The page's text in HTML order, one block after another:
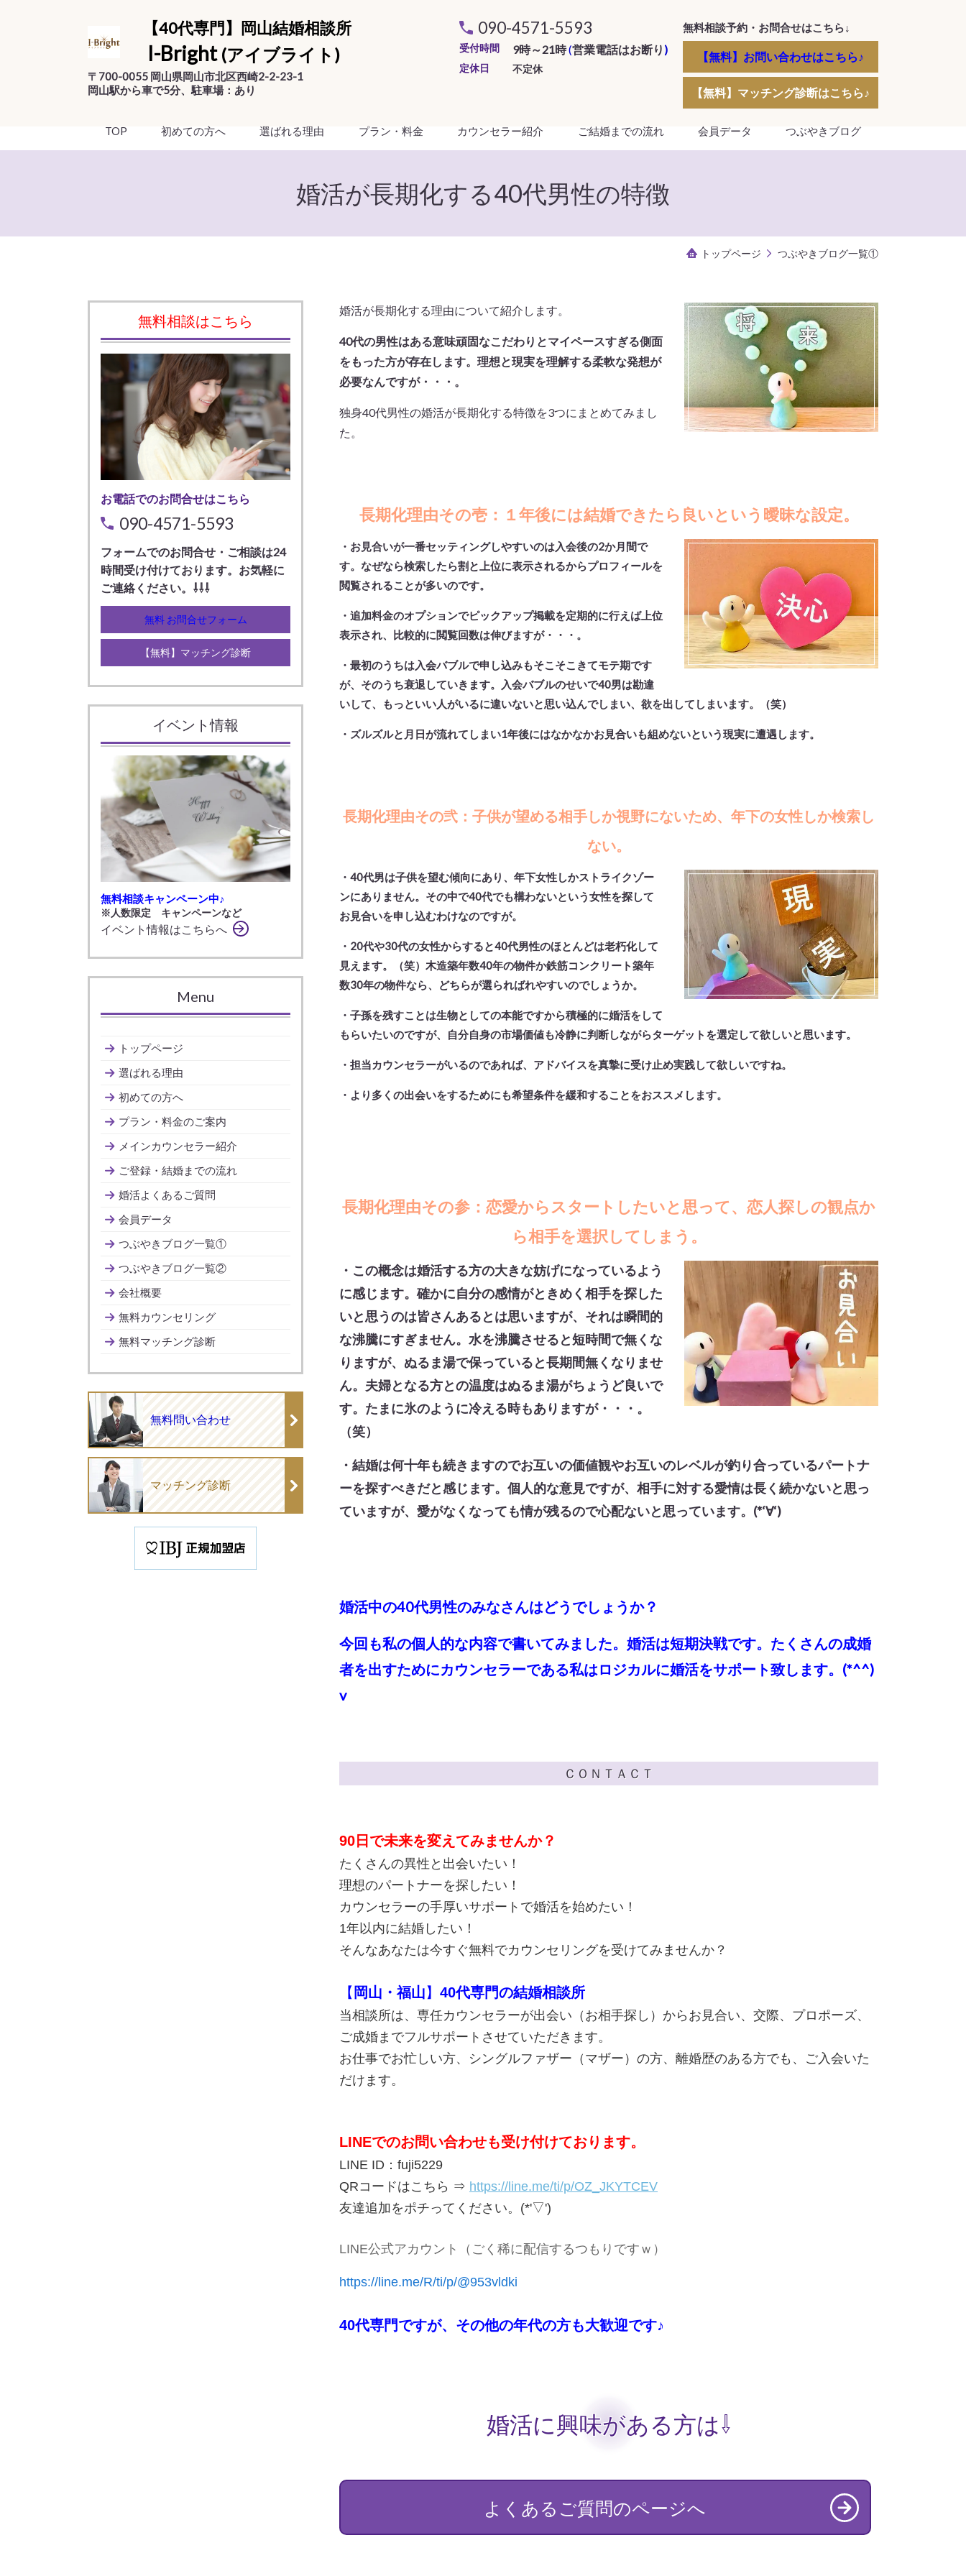
【40代専門】岡山結婚相談所
I-Bright (アイブライト)
〒700-0055 岡山県岡山市北区西崎2-2-23-1
岡山駅から車で5分、駐車場：あり
090-4571-5593
受付時間 9時～21時(営業電話はお断り )
定休日 不定休
無料相談予約・お問合せはこちら↓
【無料】お問い合わせはこちら♪
【無料】マッチング診断はこちら♪
TOP 初めての方へ 選ばれる理由 プラン・料金 カウンセラー紹介 ご結婚までの流れ 会員データ つぶやきブログ
婚活が長期化する40代男性の特徴
トップページ つぶやきブログ一覧①
婚活が長期化する理由について紹介します。
40代の男性はある意味頑固なこだわりとマイペースすぎる側面
をもった方が存在します。理想と現実を理解する柔軟な発想が
必要なんですが・・・。
独身40代男性の婚活が長期化する特徴を3つにまとめてみまし
た。
長期化理由その壱： １年後には結婚できたら良いという曖昧な設定。
・お見合いが一番セッティングしやすいのは入会後の2か月間で
す。なぜなら検索したら割と上位に表示されるからプロフィールを
閲覧されることが多いのです。
・追加料金のオプションでピックアップ掲載を定期的に行えば上位
表示され、比較的に閲覧回数は伸びますが・・・。
・最初のうちは入会バブルで申し込みもそこそこきてモテ期です
が、そのうち衰退していきます。入会バブルのせいで40男は勘違
いして、もっといい人がいるに違いないと思い込んでしまい、欲を出してしまいます。（笑）
・ズルズルと月日が流れてしまい1年後にはなかなかお見合いも組めないという現実に遭遇します。
長期化理由その弐： 子供が望める相手しか視野にないため、年下の女性しか検索し
ない。
・40代男は子供を望む傾向にあり、年下女性しかストライクゾー
ンにありません。その中で40代でも構わないという女性を探して
お見合いを申し込むわけなのですが。
・20代や30代の女性からすると40代男性のほとんどは老朽化して
見えます。（笑）木造築年数40年の物件か鉄筋コンクリート築年
数30年の物件なら、どちらが選らればれやすいのでしょうか。
・子孫を残すことは生物としての本能ですから積極的に婚活をして
もらいたいのですが、自分自身の市場価値も冷静に判断しながらターゲットを選定して欲しいと思います。
・担当カウンセラーがいるのであれば、アドバイスを真摯に受け止め実践して欲しいですね。
・より多くの出会いをするためにも希望条件を緩和することをおススメします。
長期化理由その参： 恋愛からスタートしたいと思って、恋人探しの観点か
ら相手を選択してしまう。
・この概念は婚活する方の大きな妨げになっているよう
に感じます。確かに自分の感情がときめく相手を探した
いと思うのは皆さんあるとは思いますが、それは瞬間的
な沸騰にすぎません。水を沸騰させると短時間で無くな
りますが、ぬるま湯で保っていると長期間無くなりませ
ん。夫婦となる方との温度はぬるま湯がちょうど良いで
す。たまに氷のように冷える時もありますが・・・。
（笑）
・結婚は何十年も続きますのでお互いの価値観やお互いのレベルが釣り合っているパートナ
ーを探すべきだと感じます。個人的な意見ですが、相手に対する愛情は長く続かないと思っ
ていますが、愛がなくなっても情が残るので心配ないと思っています。(*‘∀‘)
婚活中の40代男性のみなさんはどうでしょうか？
今回も私の個人的な内容で書いてみました。婚活は短期決戦です。たくさんの成婚
者を出すためにカウンセラーである私はロジカルに婚活をサポート致します。(*^^)
v
ＣＯＮＴＡＣＴ
90日で未来を変えてみませんか？
たくさんの異性と出会いたい！
理想のパートナーを探したい！
カウンセラーの手厚いサポートで婚活を始めたい！
1年以内に結婚したい！
そんなあなたは今すぐ無料でカウンセリングを受けてみませんか？
【 岡山・福山】 40代専門の結婚相談所
当相談所は、専任カウンセラーが出会い（お相手探し）からお見合い、交際、プロポーズ、
ご成婚までフルサポートさせていただきます。
お仕事でお忙しい方、シングルファザー（マザー）の方、離婚歴のある方でも、ご入会いた
だけます。
LINEでのお問い合わせも受け付けております。
LINE ID：fuji5229
QRコードはこちら ⇒ https://line.me/ti/p/OZ_JKYTCEV
友達追加をポチってください。(*'▽')
LINE公式アカウント（ごく稀に配信するつもりですｗ）
https://line.me/R/ti/p/@953vldki
40代専門ですが、その他の年代の方も大歓迎です♪
婚活に興味がある方は⇩
よくあるご質問のページへ
無料相談はこちら
お電話でのお問合せはこちら
090-4571-5593
フォームでのお問合せ・ご相談は24
時間受け付けております。お気軽に
ご連絡ください。⇩⇩⇩
無料 お問合せフォーム
【無料】マッチング診断
イベント情報
無料相談キャンペーン中♪
※人数限定 キャンペーンなど
イベント情報はこちらへ
Menu
トップページ
選ばれる理由
初めての方へ
プラン・料金のご案内
メインカウンセラー紹介
ご登録・結婚までの流れ
婚活よくあるご質問
会員データ
つぶやきブログ一覧①
つぶやきブログ一覧②
会社概要
無料カウンセリング
無料マッチング診断
無料問い合わせ
マッチング診断